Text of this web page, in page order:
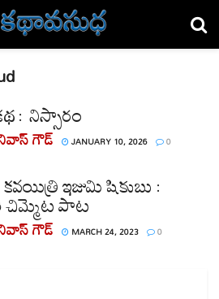
: నిస్సారం
గౌడ్ JANUARY 10, 2026 0
ఇజుమి షికుబు :
చిమ్మెట పాట
గౌడ్ MARCH 24, 2023 0